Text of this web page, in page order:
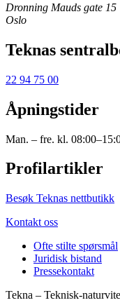
Dronning Mauds gate 15
Oslo
Teknas
22 94 75 00
Åpningstider
Man. – fre. kl.
Profilartikler
Besøk Teknas nettbutikk
Kontakt oss
Ofte stilte spørsmål
Juridisk bistand
Pressekontakt
Tekna – Teknisk-